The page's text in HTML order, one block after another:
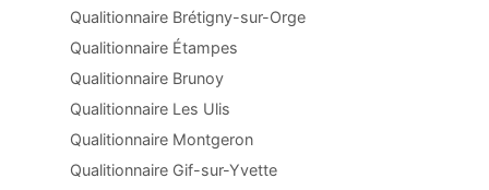
Qualitionnaire Brétigny-sur-Orge
Qualitionnaire Étampes
Qualitionnaire Brunoy
Qualitionnaire Les Ulis
Qualitionnaire Montgeron
Qualitionnaire Gif-sur-Yvette